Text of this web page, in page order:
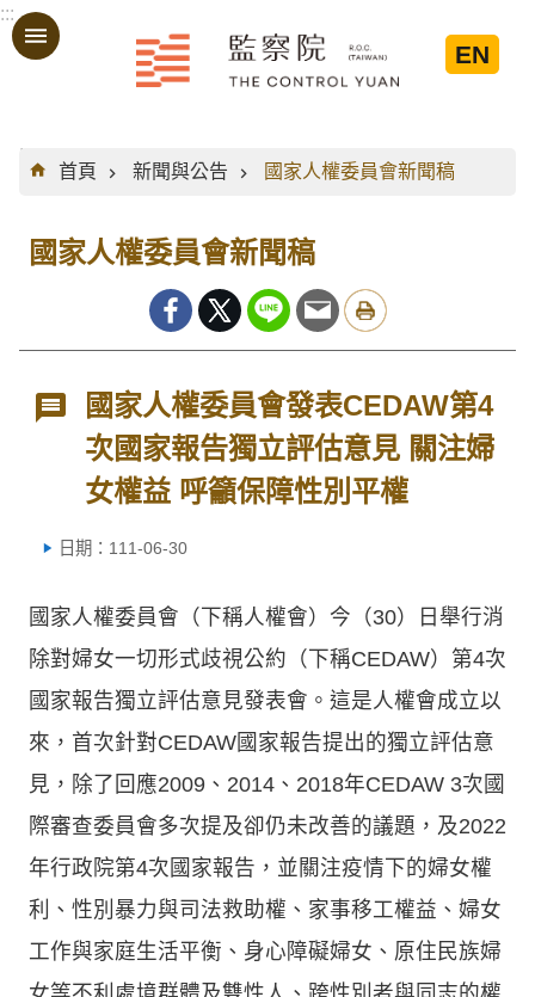
跳到主要內容區塊
:::
EN
:::
首頁
新聞與公告 國家人權委員會新聞稿
國家人權委員會新聞稿
國家人權委員會發表CEDAW第4
次國家報告獨立評估意見 關注婦
女權益 呼籲保障性別平權
日期：111-06-30
國家人權委員會（下稱人權會）今（30）日舉行消
除對婦女一切形式歧視公約（下稱CEDAW）第4次
國家報告獨立評估意見發表會。這是人權會成立以
來，首次針對CEDAW國家報告提出的獨立評估意
見，除了回應2009、2014、2018年CEDAW 3次國
際審查委員會多次提及卻仍未改善的議題，及2022
年行政院第4次國家報告，並關注疫情下的婦女權
利、性別暴力與司法救助權、家事移工權益、婦女
工作與家庭生活平衡、身心障礙婦女、原住民族婦